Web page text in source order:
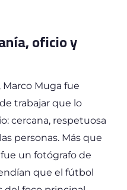
oficio y
Marco Muga fue
trabajar que lo
cercana, respetuosa
personas. Más que
un fotógrafo de
que el fútbol